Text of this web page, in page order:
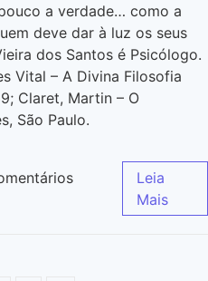
a verdade… como a
deve dar à luz os seus
dos Santos é Psicólogo.
Vital – A Divina Filosofia
Claret, Martin – O
São Paulo.
Leia
Mais